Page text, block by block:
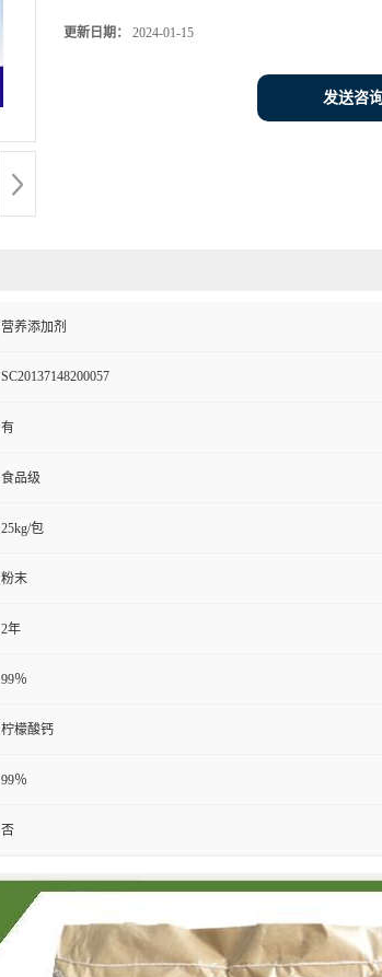
更新日期： 2024-01-15
发送咨
营养添加剂
SC20137148200057
有
食品级
25kg/包
粉末
2年
99％
柠檬酸钙
99％
否